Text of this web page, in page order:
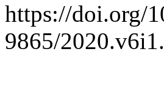
https://doi.org/
9865/